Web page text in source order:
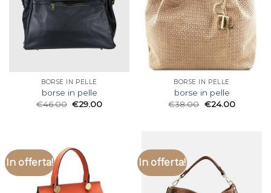
BORSE IN PELLE
borse in pelle
€46.00 €29.00
BORSE IN PELLE
borse in pelle
€38.00 €24.00
In offerta! In offerta!